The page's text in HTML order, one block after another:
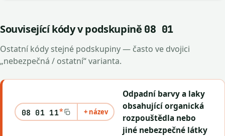
Související kódy v podskupině 08 01
Ostatní kódy stejné podskupiny — často ve dvojici
„nebezpečná / ostatní“ varianta.
08 01 11* + název
Odpadní barvy a laky
obsahující organická
rozpouštědla nebo
jiné nebezpečné látky